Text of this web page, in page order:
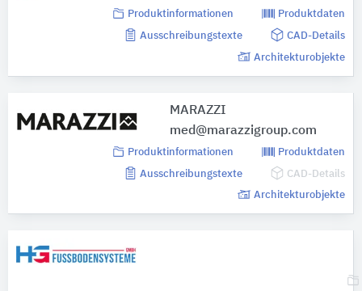
Produktinformationen Produktdaten
Ausschreibungstexte CAD-Details
Architekturobjekte
MARAZZI
med@marazzigroup.com
Produktinformationen Produktdaten
Ausschreibungstexte CAD-Details
Architekturobjekte